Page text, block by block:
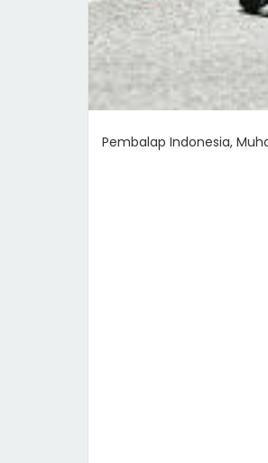
Pembalap Indonesia,